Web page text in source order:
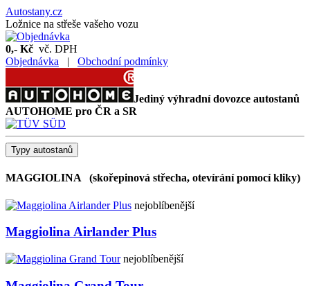
Autostany.cz
Ložnice na střeše vašeho vozu
0,- Kč vč. DPH
Objednávka | Obchodní podmínky
Jediný výhradní dovozce autostanů
AUTOHOME pro ČR a SR
Typy autostanů
MAGGIOLINA (skořepinová střecha, otevírání pomocí kliky)
nejoblíbenější
Maggiolina Airlander Plus
nejoblíbenější